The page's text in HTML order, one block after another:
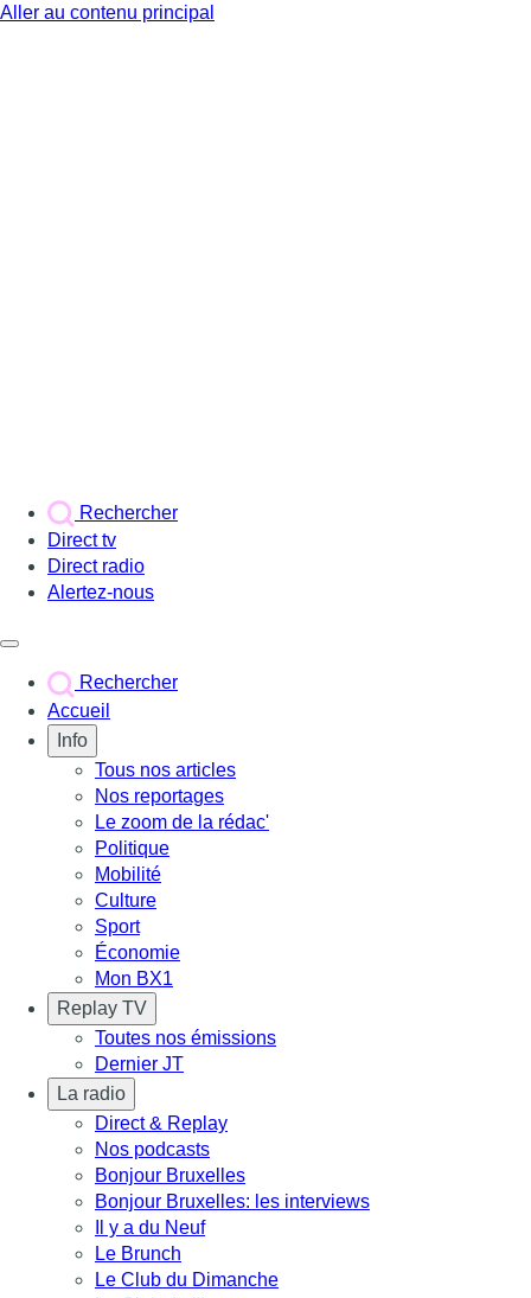
Aller au contenu principal
Rechercher
Direct tv
Direct radio
Alertez-nous
Rechercher
Accueil
Info
Tous nos articles
Nos reportages
Le zoom de la rédac'
Politique
Mobilité
Culture
Sport
Économie
Mon BX1
Replay TV
Toutes nos émissions
Dernier JT
La radio
Direct & Replay
Nos podcasts
Bonjour Bruxelles
Bonjour Bruxelles: les interviews
Il y a du Neuf
Le Brunch
Le Club du Dimanche